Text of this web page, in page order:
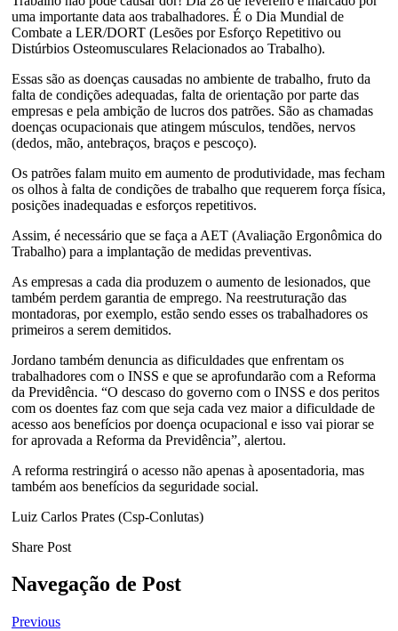
uma importante data aos trabalhadores. É o Dia Mundial de
Combate a LER/DORT (Lesões por Esforço Repetitivo ou
Distúrbios Osteomusculares Relacionados ao Trabalho).
Essas são as doenças causadas no ambiente de trabalho, fruto da
falta de condições adequadas, falta de orientação por parte das
empresas e pela ambição de lucros dos patrões. São as chamadas
doenças ocupacionais que atingem músculos, tendões, nervos
(dedos, mão, antebraços, braços e pescoço).
Os patrões falam muito em aumento de produtividade, mas fecham
os olhos à falta de condições de trabalho que requerem força física,
posições inadequadas e esforços repetitivos.
Assim, é necessário que se faça a AET (Avaliação Ergonômica do
Trabalho) para a implantação de medidas preventivas.
As empresas a cada dia produzem o aumento de lesionados, que
também perdem garantia de emprego. Na reestruturação das
montadoras, por exemplo, estão sendo esses os trabalhadores os
primeiros a serem demitidos.
Jordano também denuncia as dificuldades que enfrentam os
trabalhadores com o INSS e que se aprofundarão com a Reforma
da Previdência. “O descaso do governo com o INSS e dos peritos
com os doentes faz com que seja cada vez maior a dificuldade de
acesso aos benefícios por doença ocupacional e isso vai piorar se
for aprovada a Reforma da Previdência”, alertou.
A reforma restringirá o acesso não apenas à aposentadoria, mas
também aos benefícios da seguridade social.
Luiz Carlos Prates (Csp-Conlutas)
Share Post
Navegação de Post
Previous